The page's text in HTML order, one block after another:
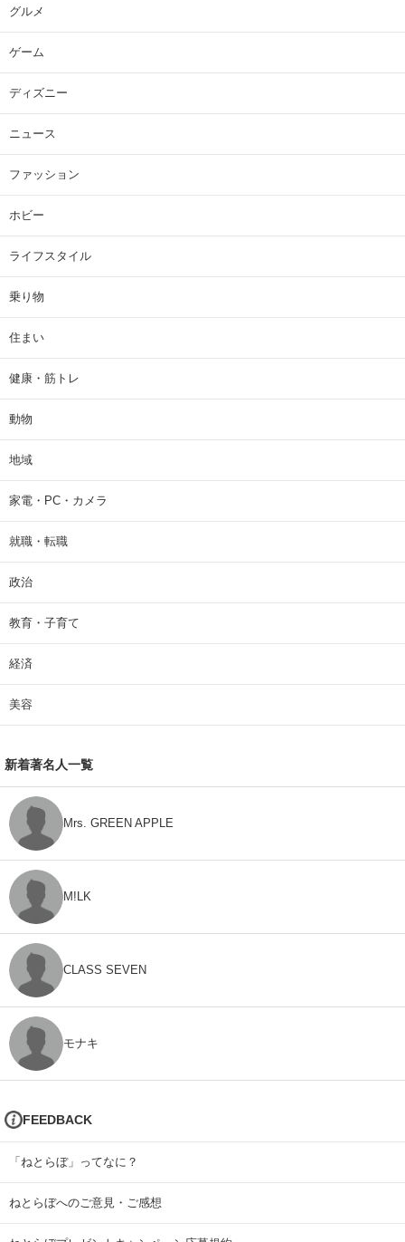
グルメ
ゲーム
ディズニー
ニュース
ファッション
ホビー
ライフスタイル
乗り物
住まい
健康・筋トレ
動物
地域
家電・PC・カメラ
就職・転職
政治
教育・子育て
経済
美容
新着著名人一覧
Mrs. GREEN APPLE
M!LK
CLASS SEVEN
モナキ
FEEDBACK
「ねとらぼ」ってなに？
ねとらぼへのご意見・ご感想